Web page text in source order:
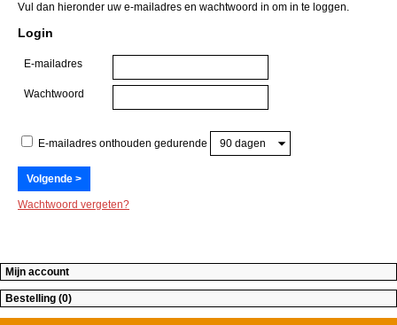
Vul dan hieronder uw e-mailadres en wachtwoord in om in te loggen.
Login
E-mailadres
Wachtwoord
E-mailadres onthouden gedurende
Wachtwoord vergeten?
Mijn account
Bestelling (0)